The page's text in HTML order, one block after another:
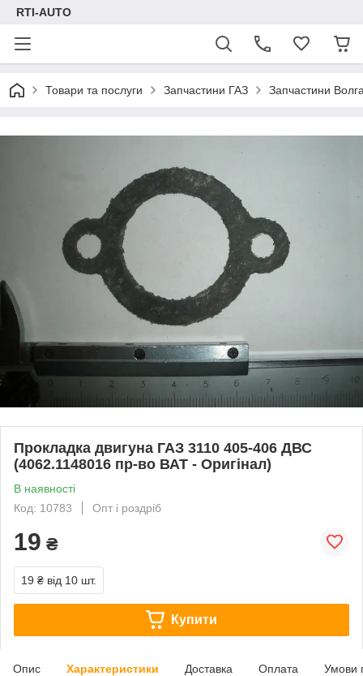
RTI-AUTO
Товари та послуги Запчастини ГАЗ Запчастини
Прокладка двигуна ГАЗ 3110 405-406 ДВС
(4062.1148016 пр-во ВАТ - Оригінал)
В наявності
Код: 10783
Опт і роздріб
19 ₴
19 ₴ від 10 шт.
Купити
Опис Характеристики Доставка Оплата Умови